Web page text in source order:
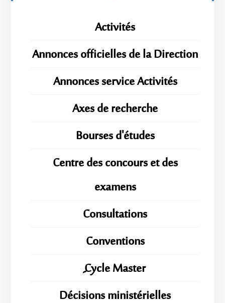
Activités
Annonces officielles de la Direction
Annonces service Activités
Axes de recherche
Bourses d'études
Centre des concours et des
examens
Consultations
Conventions
ِِِCycle Master
Décisions ministérielles